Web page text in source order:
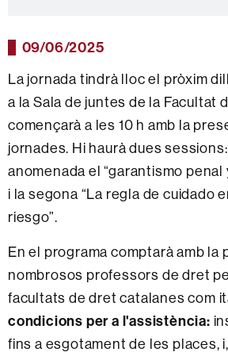
09/06/2025
La jornada tindrà lloc el pròxim
a la Sala de juntes de la Facultat
començarà a les 10 h amb la
jornades. Hi haurà dues
anomenada el “garantismo
i la segona “La regla de cuidado
riesgo”.
En el programa comptarà amb la
nombrosos professors de dret
facultats de dret catalanes com
condicions per a l'assistència:
fins a esgotament de les places,